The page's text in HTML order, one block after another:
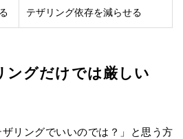
テザリング依存を減らせる
ングだけでは厳しい
ザリングでいいのでは？」と思う方